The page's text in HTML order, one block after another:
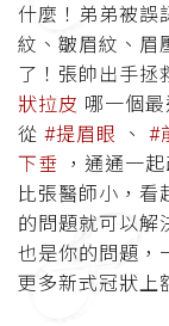
什麼！弟弟被誤
紋、皺眉紋、眉
了！張帥出手拯
狀拉皮 哪一個
從 #提眉眼 、 #
下垂 ，通通一
比張醫師小，看
的問題就可以解
也是你的問題，
更多新式冠狀上